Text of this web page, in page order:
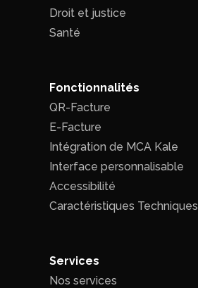
Droit et justice
Santé
Fonctionnalités
QR-Facture
E-Facture
Intégration de MCA Kale
Interface personnalisable
Accessibilité
Caractéristiques Techniques
Services
Nos services